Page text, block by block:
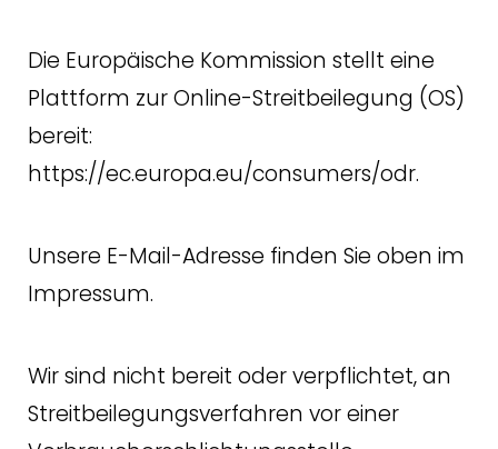
Die Europäische Kommission stellt eine
Plattform zur Online-Streitbeilegung (OS)
bereit:
https://ec.europa.eu/consumers/odr.
Unsere E-Mail-Adresse finden Sie oben im
Impressum.
Wir sind nicht bereit oder verpflichtet, an
Streitbeilegungsverfahren vor einer